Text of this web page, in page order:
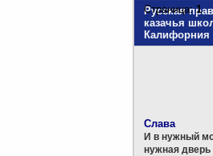
Русская
казачья
Калифорния
Страница:1
Слава
И в нужный
нужная дверь